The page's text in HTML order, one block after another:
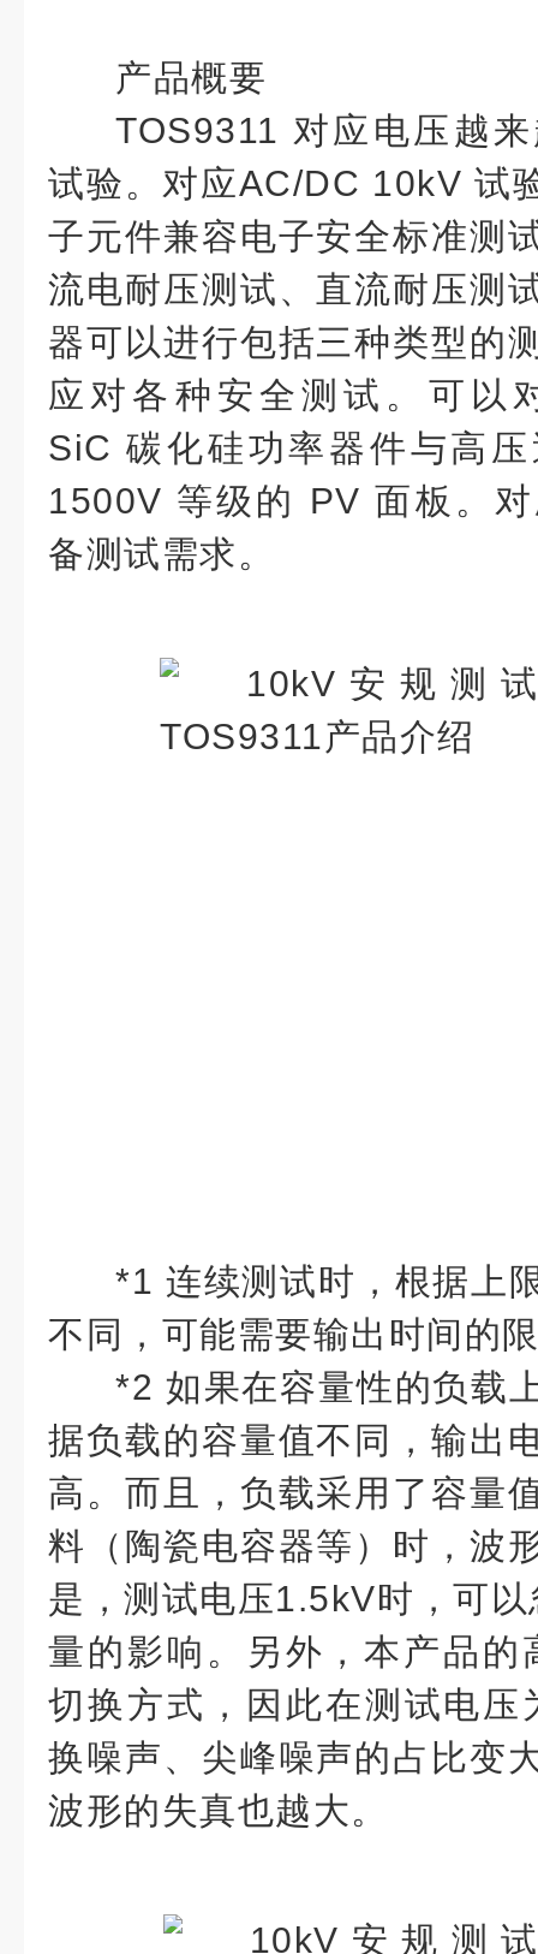
产品概要
TOS9311 对应电压越
试验。对应AC/DC 10kV 试
子元件兼容电子安全标准测
流电耐压测试、直流耐压测
器可以进行包括三种类型的
应对各种安全测试。可以
SiC 碳化硅功率器件与高
1500V 等级的 PV 面板。
备测试需求。
*1 连续测试时，根据上
不同，可能需要输出时间的
*2 如果在容量性的负载
据负载的容量值不同，输出
高。而且，负载采用了容量
料（陶瓷电容器等）时，波
是，测试电压1.5kV时，可
量的影响。另外，本产品的
切换方式，因此在测试电压
换噪声、尖峰噪声的占比变
波形的失真也越大。